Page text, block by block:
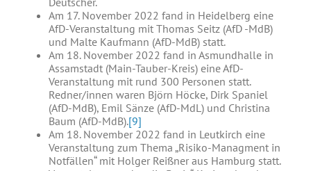
Am 17. November 2022 fand in Heidelberg eine
AfD-Veranstaltung mit Thomas Seitz (AfD -MdB)
und Malte Kaufmann (AfD-MdB) statt.
Am 18. November 2022 fand in Asmundhalle in
Assamstadt (Main-Tauber-Kreis) eine AfD-
Veranstaltung mit rund 300 Personen statt.
Redner/innen waren Björn Höcke, Dirk Spaniel
(AfD-MdB), Emil Sänze (AfD-MdL) und Christina
Baum (AfD-MdB).[9]
Am 18. November 2022 fand in Leutkirch eine
Veranstaltung zum Thema „Risiko-Managment in
Notfällen“ mit Holger Reißner aus Hamburg statt.